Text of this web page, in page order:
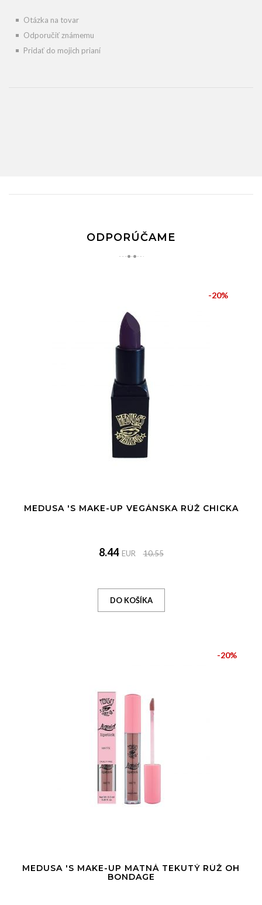
Otázka na tovar
Odporučiť známemu
Pridať do mojich prianí
ODPORÚČAME
-20%
MEDUSA 'S MAKE-UP VEGÁNSKA RÚŽ CHICKA
8.44 EUR 10.55
-20%
MEDUSA 'S MAKE-UP MATNÁ TEKUTÝ RÚŽ OH
BONDAGE